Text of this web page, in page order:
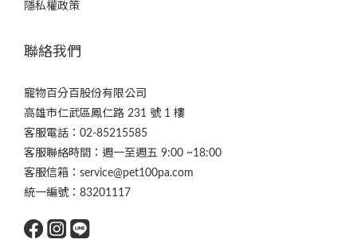
隱私權政策
聯絡我們
寵物百分百股份有限公司
高雄市仁武區鳳仁路 231 號 1 樓
客服電話：02-85215585
客服聯絡時間：週一至週五 9:00 ~18:00
客服信箱：service@pet100pa.com
統一編號：83201117